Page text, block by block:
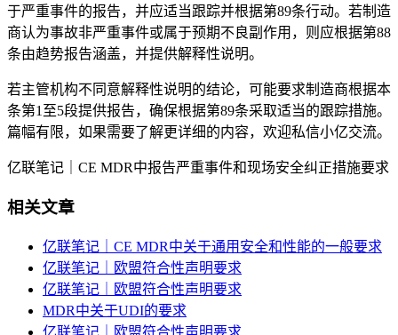
于严重事件的报告，并应适当跟踪并根据第89条行动。若制造
商认为事故非严重事件或属于预期不良副作用，则应根据第88
条由趋势报告涵盖，并提供解释性说明。
若主管机构不同意解释性说明的结论，可能要求制造商根据本
条第1至5段提供报告，确保根据第89条采取适当的跟踪措施。
篇幅有限，如果需要了解更详细的内容，欢迎私信小亿交流。
亿联笔记｜CE MDR中报告严重事件和现场安全纠正措施要求
相关文章
亿联笔记｜CE MDR中关于通用安全和性能的一般要求
亿联笔记｜欧盟符合性声明要求
亿联笔记｜欧盟符合性声明要求
MDR中关于UDI的要求
亿联笔记｜欧盟符合性声明要求